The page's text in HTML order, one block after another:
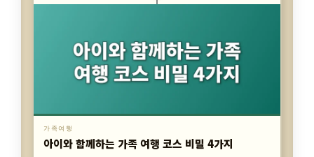
가족여행
가족 여행의 숨겨진 효과 3가지